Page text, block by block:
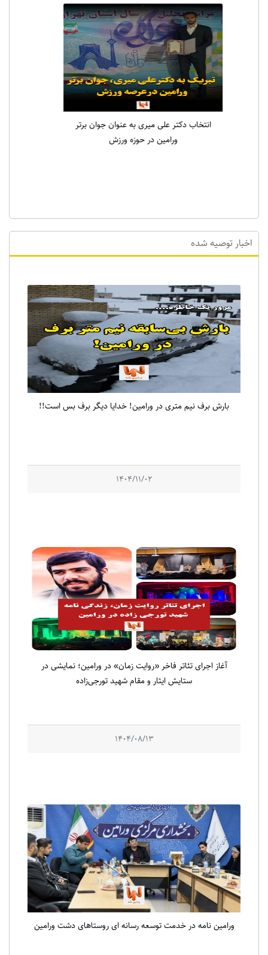
انتخاب دکتر علی میری به عنوان جوان برتر
ورامین در حوزه ورزش
اخبار توصیه شده
بارش برف نیم متری در ورامین! خدایا دیگر برف بس است!!
1404/11/02
آغاز اجرای تئاتر فاخر «روایت زمان» در ورامین؛ نمایشی در
ستایش ایثار و مقام شهید تورجی‌زاده
1404/08/13
ورامین نامه در خدمت توسعه رسانه ای روستاهای دشت ورامین